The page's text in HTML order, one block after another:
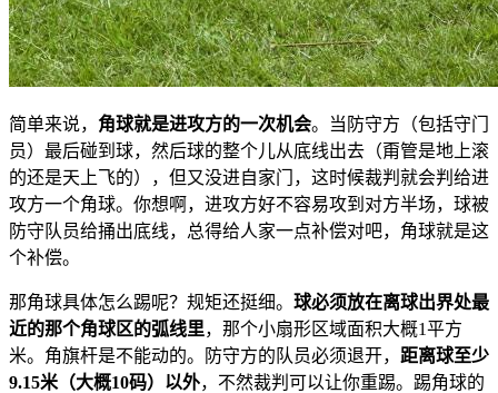
简单来说， 角球就是进攻方的一次机会。当防守方（包括守门
员）最后碰到球，然后球的整个儿从底线出去（甭管是地上滚
的还是天上飞的），但又没进自家门，这时候裁判就会判给进
攻方一个角球。你想啊，进攻方好不容易攻到对方半场，球被
防守队员给捅出底线，总得给人家一点补偿对吧，角球就是这
个补偿。
那角球具体怎么踢呢？规矩还挺细。 球必须放在离球出界处最
近的那个角球区的弧线里，那个小扇形区域面积大概1平方
米。角旗杆是不能动的。防守方的队员必须退开， 距离球至少
9.15米（大概10码）以外，不然裁判可以让你重踢。踢角球的